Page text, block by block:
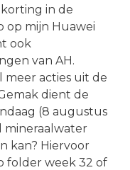
in de
op mijn Huawei
ook
van AH.
meer acties uit de
dient de
(8 augustus
mineraalwater
kan? Hiervoor
folder week 32 of